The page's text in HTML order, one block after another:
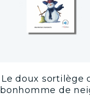
Le doux sortilège
bonhomme de